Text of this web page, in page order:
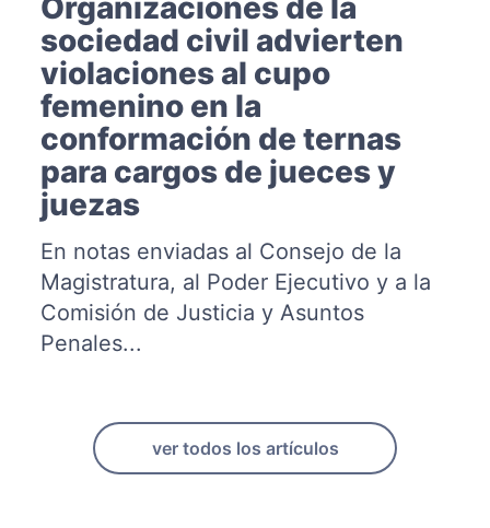
Organizaciones de la
sociedad civil advierten
violaciones al cupo
femenino en la
conformación de ternas
para cargos de jueces y
juezas
En notas enviadas al Consejo de la
Magistratura, al Poder Ejecutivo y a la
Comisión de Justicia y Asuntos
Penales...
ver todos los artículos